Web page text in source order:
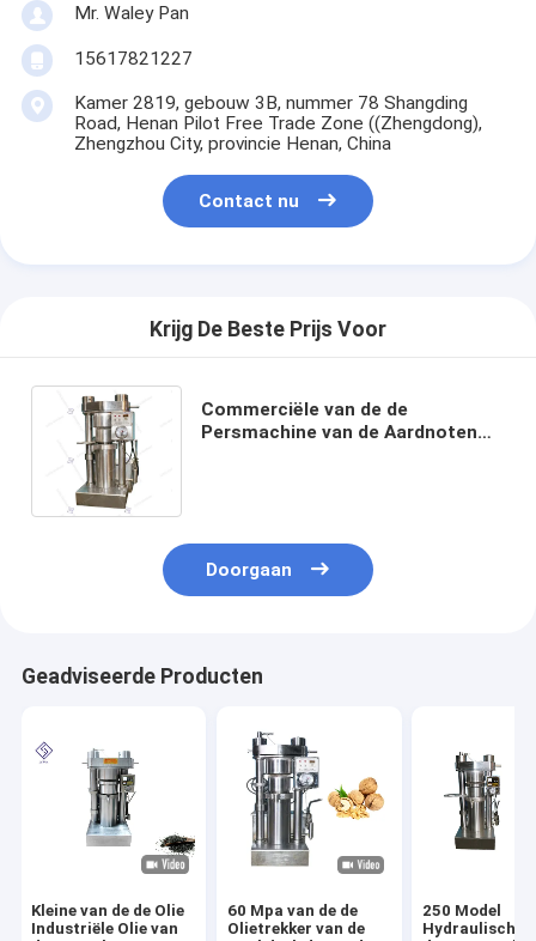
Mr. Waley Pan
15617821227
Kamer 2819, gebouw 3B, nummer 78 Shangding
Road, Henan Pilot Free Trade Zone ((Zhengdong),
Zhengzhou City, provincie Henan, China
Contact nu
Krijg De Beste Prijs Voor
Commerciële van de de
Persmachine van de Aardnoten
Doorgaan
Geadviseerde Producten
Kleine van de de Olie
Industriële Olie van
60 Mpa van de de
Olietrekker van de
250 Model
Hydraulische